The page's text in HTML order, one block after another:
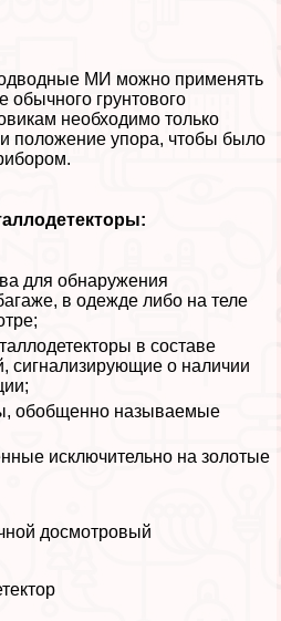
МИ можно применять
обычного грунтового
необходимо только
положение упора, чтобы было
для обнаружения
в одежде либо на теле
в составе
сигнализирующие о наличии
обобщенно называемые
исключительно на золотые
досмотровый